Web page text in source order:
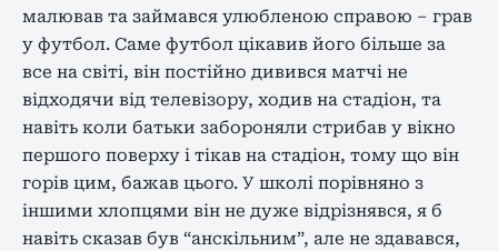
малював та займався улюбленою справою – грав
у футбол. Саме футбол цікавив його більше за
все на світі, він постійно дивився матчі не
відходячи від телевізору, ходив на стадіон, та
навіть коли батьки забороняли стрибав у вікно
першого поверху і тікав на стадіон, тому що він
горів цим, бажав цього. У школі порівняно з
іншими хлопцями він не дуже відрізнявся, я б
навіть сказав був “анскільним”, але не здавався,